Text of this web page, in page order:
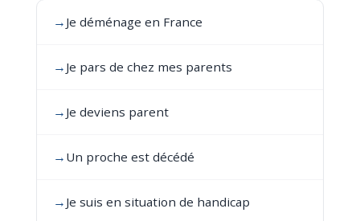
→ Je déménage en France
→ Je pars de chez mes parents
→ Je deviens parent
→ Un proche est décédé
→ Je suis en situation de handicap